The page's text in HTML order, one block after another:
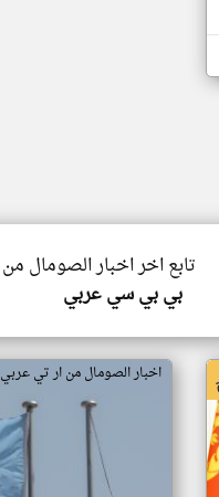
تابع اخر اخبار الصومال من
بي بي سي عربي
اخبار الصومال من ار تي عربي